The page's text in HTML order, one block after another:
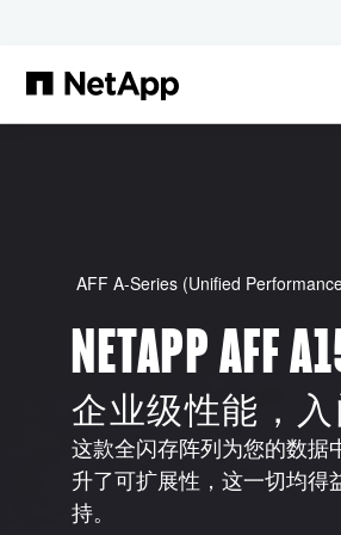
AFF A-Series (Unified
NETAPP AFF
企业级性能，
这款全闪存阵列为您的数据
升了可扩展性，这一切均得
持。